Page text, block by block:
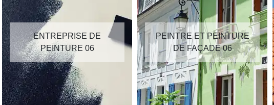
ENTREPRISE DE
PEINTURE 06
PEINTRE ET PEINTURE
DE FAÇADE 06